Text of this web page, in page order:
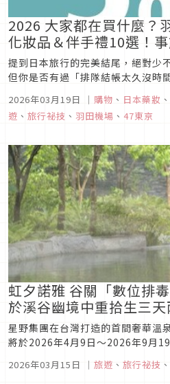
2026 大家都在買什麼？
化妝品＆伴手禮10選！
提到日本旅行的完美結尾，絕對少
但你是否有過「排隊結帳太久沒時
FREE」的事前預約網站，已成為
的旅遊新常識。不只是方便，價格
2026年03月19日 ｜ 購物 、 日本藥妝 、
遊 、 旅行祕技 、 羽田機場 、 47東京
虹夕諾雅 谷關「數位排
於溪谷幽境中重拾生三
星野集團在台灣打造的首間奢華溫
將於2026年4月9日～2026年9月
裝置，於包場溫泉的氤氳與山林步
2026年03月15日 ｜ 旅遊 、 旅行祕技 、